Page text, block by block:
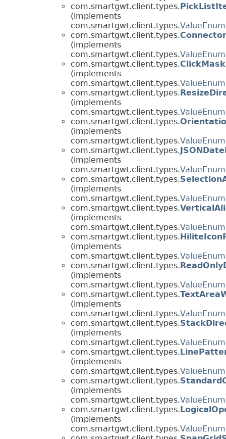
com.smartgwt.client.types.
(implements
com.smartgwt.client.types.ValueEnum
com.smartgwt.client.types.
(implements
com.smartgwt.client.types.ValueEnum
com.smartgwt.client.types.
(implements
com.smartgwt.client.types.ValueEnum
com.smartgwt.client.types.
(implements
com.smartgwt.client.types.ValueEnum
com.smartgwt.client.types.
(implements
com.smartgwt.client.types.ValueEnum
com.smartgwt.client.types.
(implements
com.smartgwt.client.types.ValueEnum
com.smartgwt.client.types.
(implements
com.smartgwt.client.types.ValueEnum
com.smartgwt.client.types.
(implements
com.smartgwt.client.types.ValueEnum
com.smartgwt.client.types.
(implements
com.smartgwt.client.types.ValueEnum
com.smartgwt.client.types.
(implements
com.smartgwt.client.types.ValueEnum
com.smartgwt.client.types.
(implements
com.smartgwt.client.types.ValueEnum
com.smartgwt.client.types.
(implements
com.smartgwt.client.types.ValueEnum
com.smartgwt.client.types.
(implements
com.smartgwt.client.types.ValueEnum
com.smartgwt.client.types.
(implements
com.smartgwt.client.types.ValueEnum
com.smartgwt.client.types.
(implements
com.smartgwt.client.types.ValueEnum